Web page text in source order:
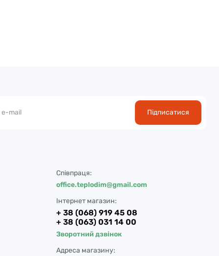
Підписатися
Співпраця:
office.teplodim@gmail.com
Інтернет магазин:
+ 38 (068) 919 45 08
+ 38 (063) 031 14 00
Зворотний дзвінок
Адреса магазину: